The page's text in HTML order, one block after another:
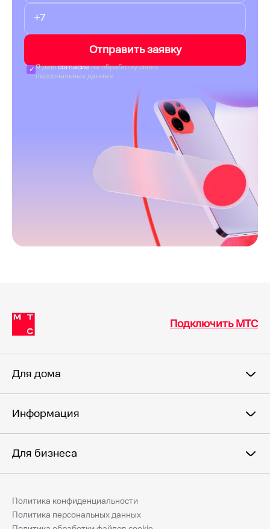
Отправить заявку
Я даюсогласиена обработку своих
персональных данных
Подключить МТС
Для дома
Информация
Для бизнеса
Политика конфиденциальности
Политика персональных данных